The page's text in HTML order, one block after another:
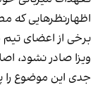
اظهارنظرهایی که
برخی از اعضای تیم
ویزا صادر نشود،
جدی این موضوع را